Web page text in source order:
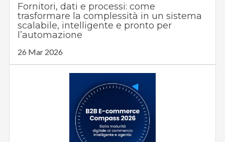
Fornitori, dati e processi: come
trasformare la complessità in un sistema
scalabile, intelligente e pronto per
l’automazione
26 Mar 2026